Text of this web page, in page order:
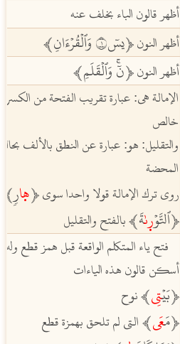
أظهر قالون الباء بخلف عنه
أظهر النونﵳيسٓ١ وَٱلۡقُرۡءَانِ ﵲ
أظهر النونﵳنٓۚ وَٱلۡقَلَمِﵲ
الإمالة هي: عبارة تقريب الفتحة من
خالص
والتقليل: هو: عبارة عن النطق بالألف
المحضة
روى ترك الإمالة قولا واحدا سوىﵳهٜارٖﵲ
ﵳٱلتَّوۡرٜىٰةَﵲبالفتح والتقليل
فتح ياء المتكلم الواقعة قبل همز قطع
أسكن قالون هذه الياءات
ﵳبَيۡتِيﵲنوح
ﵳمَعَيﵲالتي لم تلحق بهمزة قطع